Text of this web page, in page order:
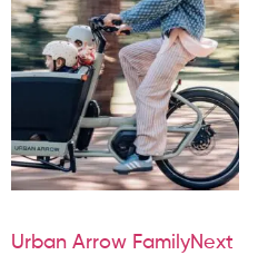
Urban Arrow FamilyNext